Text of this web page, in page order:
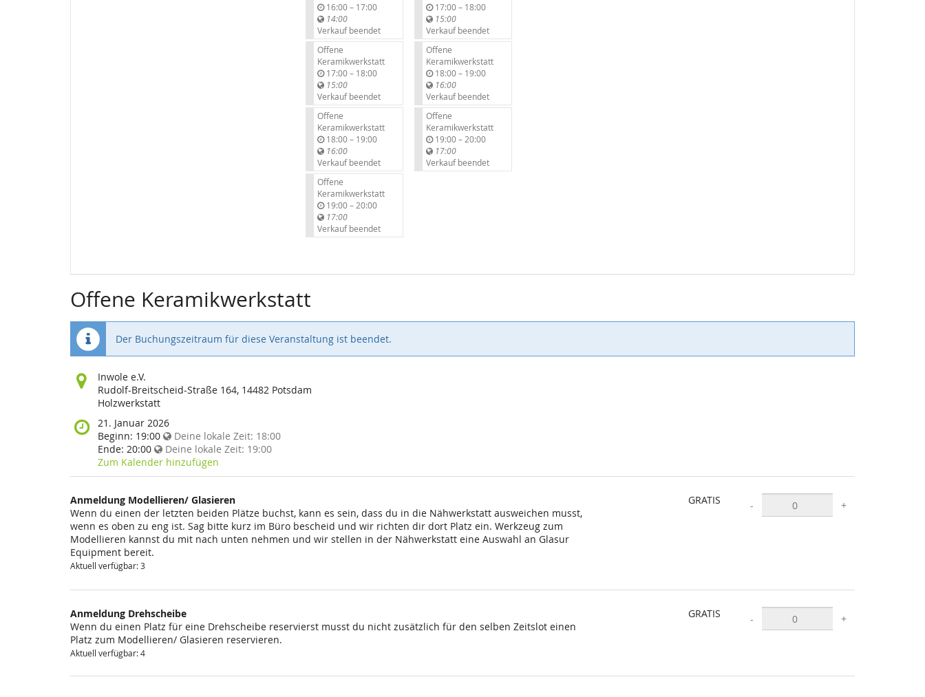
16:00–b
s
17:00
14:00
Verkauf beendet
Offene
Keramikwerkstatt
17:00–b
s
18:00
15:00
Verkauf beendet
Offene
Keramikwerkstatt
18:00–b
s
19:00
16:00
Verkauf beendet
Offene
Keramikwerkstatt
19:00–b
s
20:00
17:00
Verkauf beendet
17:00–b
s
18:00
15:00
Verkauf beendet
Offene
Keramikwerkstatt
18:00–b
s
19:00
16:00
Verkauf beendet
Offene
Keramikwerkstatt
19:00–b
s
20:00
17:00
Verkauf beendet
Offene Keramikwerkstatt
Der Buchungszeitraum für diese Veranstaltung ist beendet.
Wo
findet
diese
statt?
Inwole e.V.
Rudolf-Breitscheid-Straße 164, 14482 Potsdam
Holzwerkstatt
Wann
findet
diese
Veranstaltung
statt?
21. Januar 2026
Beginn: 19:00 Deine lokale Zeit: 18:00
Ende: 20:00 Deine lokale Zeit: 19:00
Zum Kalender hinzufügen
Anmeldung Modellieren/ Glasieren
Wenn du einen der letzten beiden Plätze buchst, kann es sein, dass du in die Nähwerkstatt ausweichen musst,
wenn es oben zu eng ist. Sag bitte kurz im Büro bescheid und wir richten dir dort Platz ein. Werkzeug zum
Modellieren kannst du mit nach unten nehmen und wir stellen in der Nähwerkstatt eine Auswahl an Glasur
Equipment bereit.
Aktuell verfügbar: 3
GRATIS - +
Anmeldung Drehscheibe
Wenn du einen Platz für eine Drehscheibe reservierst musst du nicht zusätzlich für den selben Zeitslot einen
Platz zum Modellieren/ Glasieren reservieren.
Aktuell verfügbar: 4
GRATIS - +